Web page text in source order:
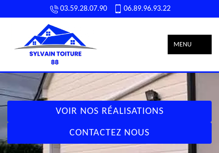
03.59.28.07.90 06.89.96.93.22
MENU
VOIR NOS RÉALISATIONS
CONTACTEZ NOUS